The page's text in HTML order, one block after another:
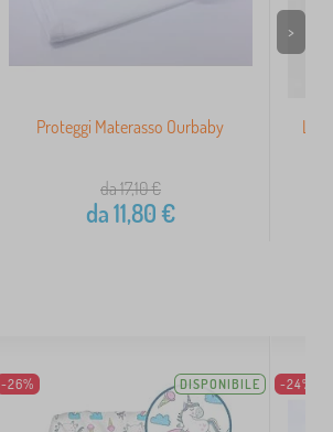
Proteggi Materasso Ourbaby
da 17,10€
da11,80€
>
-26% DISPONIBILE -24%